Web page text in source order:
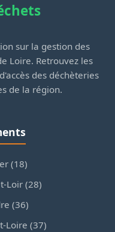
sur la gestion des
Loire. Retrouvez les
des déchèteries
de la région.
(18)
Loir (28)
(36)
Loire (37)